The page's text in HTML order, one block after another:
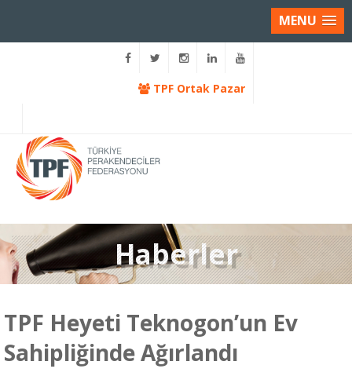
MENU
TPF Ortak Pazar
Haberler
TPF Heyeti Teknogon’un Ev
Sahipliğinde Ağırlandı